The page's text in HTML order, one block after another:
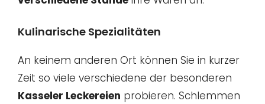
Kulinarische Spezialitäten
An keinem anderen Ort können Sie in kurzer
Zeit so viele verschiedene der besonderen
Kasseler Leckereien probieren. Schlemmen